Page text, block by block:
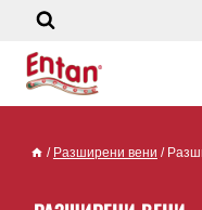
/ Разширени вени /